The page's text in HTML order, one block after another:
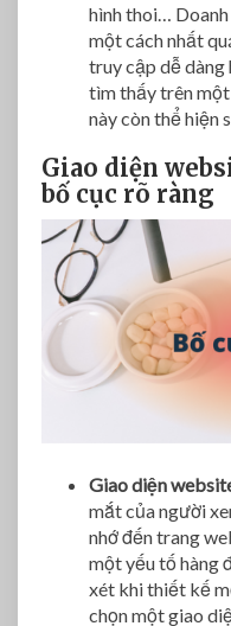
hình thoi…
một cách nhất
truy cập dễ
tìm thấy trên một
này còn thể hiện
Giao diện
bố cục rõ ràng
Giao diện
mắt của người
nhớ đến trang
một yếu tố hàng
xét khi thiết kế
chọn một giao